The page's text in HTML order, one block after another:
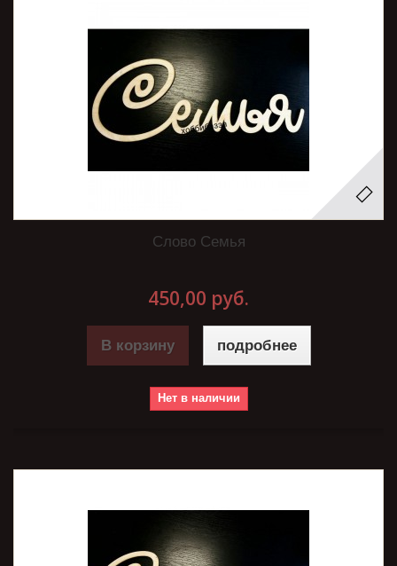
Слово Семья
450,00 руб.
В корзину подробнее
Нет в наличии